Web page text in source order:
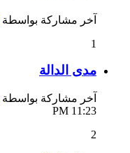
آخر مشاركة بواسطة
1
مدى الدالة
آخر مشاركة بواسطة
11:23 PM
2